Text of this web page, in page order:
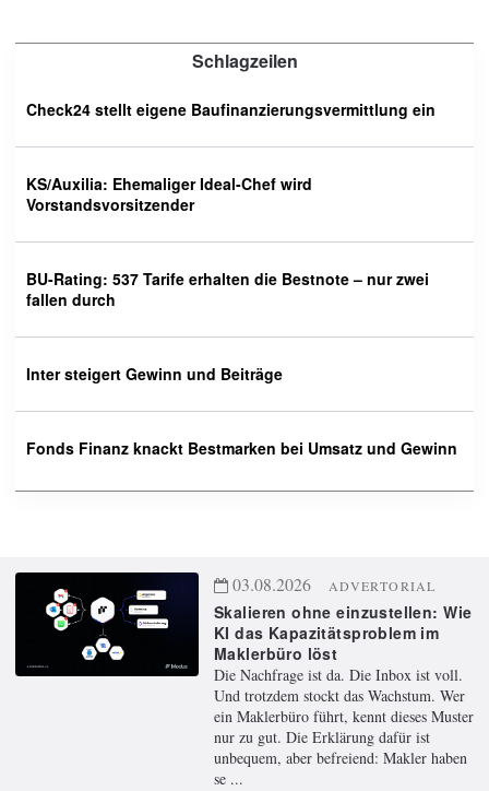
Schlagzeilen
Check24 stellt eigene Baufinanzierungsvermittlung ein
KS/Auxilia: Ehemaliger Ideal-Chef wird
Vorstandsvorsitzender
BU-Rating: 537 Tarife erhalten die Bestnote – nur zwei
fallen durch
Inter steigert Gewinn und Beiträge
Fonds Finanz knackt Bestmarken bei Umsatz und Gewinn
03.08.2026 ADVERTORIAL
Skalieren ohne einzustellen: Wie
KI das Kapazitätsproblem im
Maklerbüro löst
Die Nachfrage ist da. Die Inbox ist voll.
Und trotzdem stockt das Wachstum. Wer
ein Maklerbüro führt, kennt dieses Muster
nur zu gut. Die Erklärung dafür ist
unbequem, aber befreiend: Makler haben
se ...